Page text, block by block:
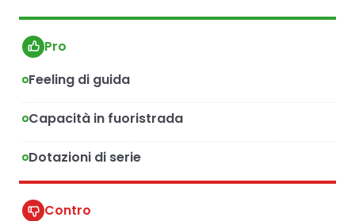
Pro
Feeling di guida
Capacità in fuoristrada
Dotazioni di serie
Contro